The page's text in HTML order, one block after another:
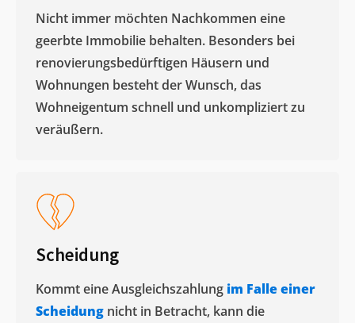
Nicht immer möchten Nachkommen eine
geerbte Immobilie behalten. Besonders bei
renovierungsbedürftigen Häusern und
Wohnungen besteht der Wunsch, das
Wohneigentum schnell und unkompliziert zu
veräußern. ​
Scheidung
Kommt eine Ausgleichszahlung im Falle einer
Scheidung nicht in Betracht, kann die